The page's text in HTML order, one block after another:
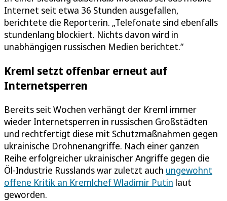
Internet seit etwa 36 Stunden ausgefallen,
berichtete die Reporterin. „Telefonate sind ebenfalls
stundenlang blockiert. Nichts davon wird in
unabhängigen russischen Medien berichtet.“
Kreml setzt offenbar erneut auf
Internetsperren
Bereits seit Wochen verhängt der Kreml immer
wieder Internetsperren in russischen Großstädten
und rechtfertigt diese mit Schutzmaßnahmen gegen
ukrainische Drohnenangriffe. Nach einer ganzen
Reihe erfolgreicher ukrainischer Angriffe gegen die
Öl-Industrie Russlands war zuletzt auch ungewohnt
offene Kritik an Kremlchef Wladimir Putin laut
geworden.